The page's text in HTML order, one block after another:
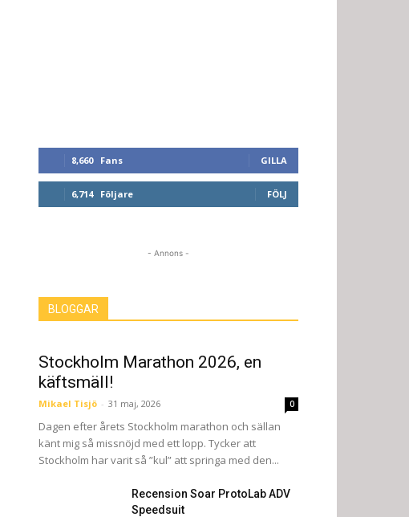
8,660 Fans GILLA
6,714 Följare FÖLJ
- Annons -
BLOGGAR
Stockholm Marathon 2026, en
käftsmäll!
Mikael Tisjö - 31 maj, 2026 0
Dagen efter årets Stockholm marathon och sällan
känt mig så missnöjd med ett lopp. Tycker att
Stockholm har varit så ”kul” att springa med den...
Recension Soar ProtoLab ADV
Speedsuit